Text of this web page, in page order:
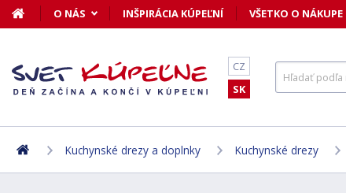
O NÁS INŠPIRÁCIA KÚPEĽNÍ VŠETKO O NÁKUPE
CZ
SK
Kuchynské drezy a doplnky Kuchynské drezy